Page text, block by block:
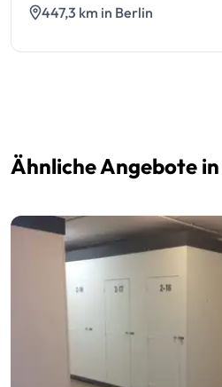
447,3 km in Berlin
Ähnliche Angebote